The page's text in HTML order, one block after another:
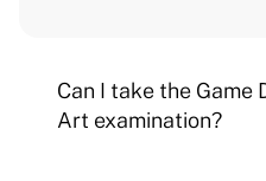
Can I take the Game
Art examination?